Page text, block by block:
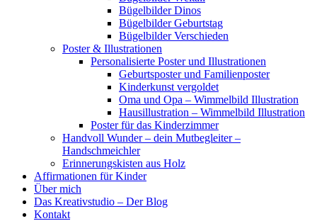
Bügelbilder Dinos
Bügelbilder Geburtstag
Bügelbilder Verschieden
Poster & Illustrationen
Personalisierte Poster und Illustrationen
Geburtsposter und Familienposter
Kinderkunst vergoldet
Oma und Opa – Wimmelbild Illustration
Hausillustration – Wimmelbild Illustration
Poster für das Kinderzimmer
Handvoll Wunder – dein Mutbegleiter –
Handschmeichler
Erinnerungskisten aus Holz
Affirmationen für Kinder
Über mich
Das Kreativstudio – Der Blog
Kontakt